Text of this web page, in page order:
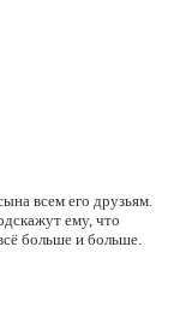
всем его друзьям.
ему, что
больше и больше.